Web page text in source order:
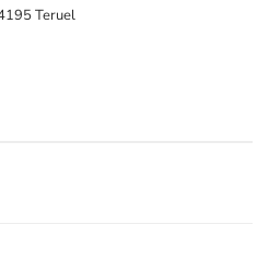
Teruel